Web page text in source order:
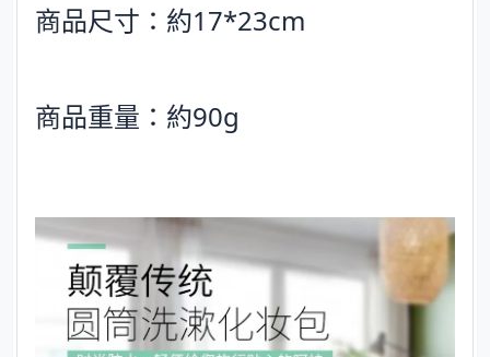
商品尺寸：約17*23cm
商品重量：約90g